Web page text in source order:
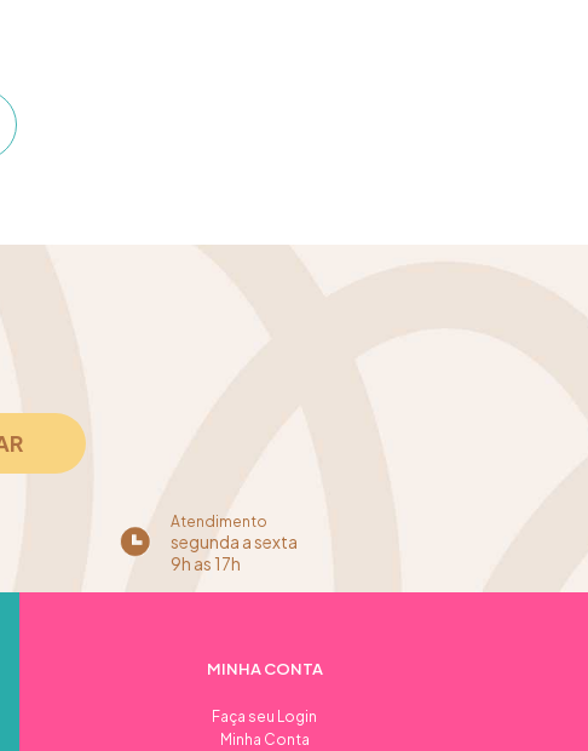
Atendimento
segunda a sexta
9h as 17h
MINHA CONTA
Faça seu Login
Minha Conta